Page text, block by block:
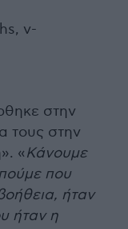
v-
στην
τους στην
«Κάνουμε
που
ήταν
ήταν η